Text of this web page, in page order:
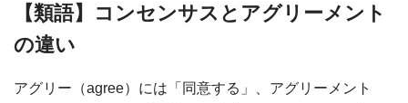
【類語】コンセンサスとアグリーメント
の違い
アグリー（agree）には「同意する」、アグリーメント